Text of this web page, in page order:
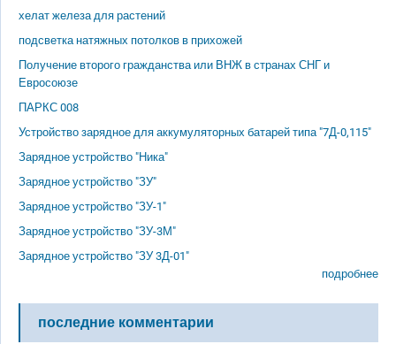
хелат железа для растений
подсветка натяжных потолков в прихожей
Получение второго гражданства или ВНЖ в странах СНГ и
Евросоюзе
ПАРКС 008
Устройство зарядное для аккумуляторных батарей типа "7Д-0,115"
Зарядное устройство "Ника"
Зарядное устройство "ЗУ"
Зарядное устройство "ЗУ-1"
Зарядное устройство "ЗУ-3М"
Зарядное устройство "ЗУ 3Д-01"
подробнее
последние комментарии